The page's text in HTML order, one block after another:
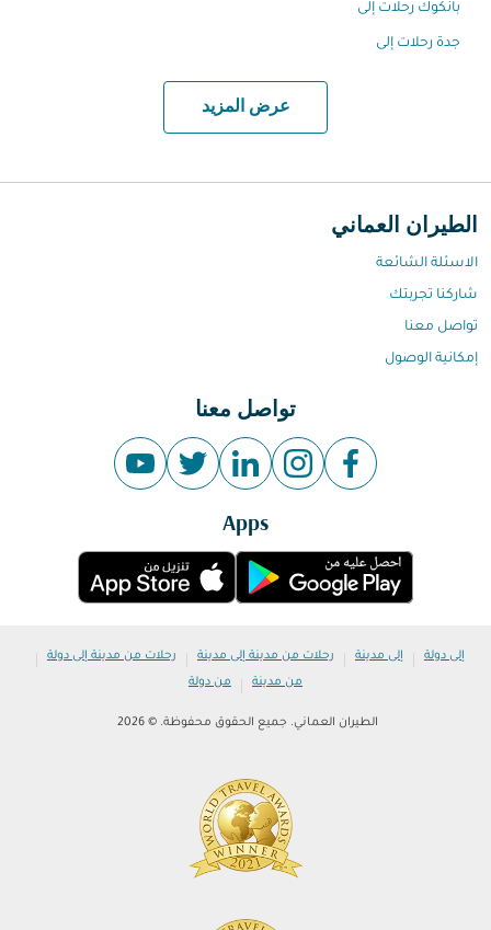
بانكوك رحلات إلى
جدة رحلات إلى
عرض المزيد
الطيران العماني
الاسئلة الشائعة
شاركنا تجربتك
تواصل معنا
إمكانية الوصول
تواصل معنا
Apps
إلى دولة | إلى مدينة | رحلات من مدينة إلى مدينة | رحلات من مدينة إلى دولة |
من مدينة | من دولة
الطيران العماني. جميع الحقوق محفوظة. © 2026